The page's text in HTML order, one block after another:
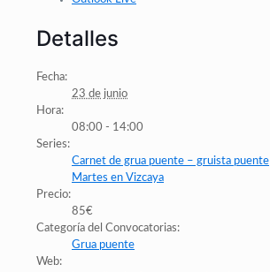
Detalles
Fecha:
23 de junio
Hora:
08:00 - 14:00
Series:
Carnet de grua puente – gruista puente
Martes en Vizcaya
Precio:
85€
Categoría del Convocatorias:
Grua puente
Web: